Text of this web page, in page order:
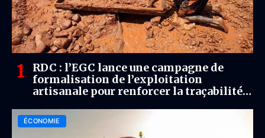
RDC : l’EGC lance une campagne de
formalisation de l’exploitation
artisanale pour renforcer la traçabilité
ÉCONOMIE